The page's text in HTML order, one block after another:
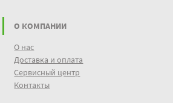
О КОМПАНИИ
О нас
Доставка и оплата
Сервисный центр
Контакты